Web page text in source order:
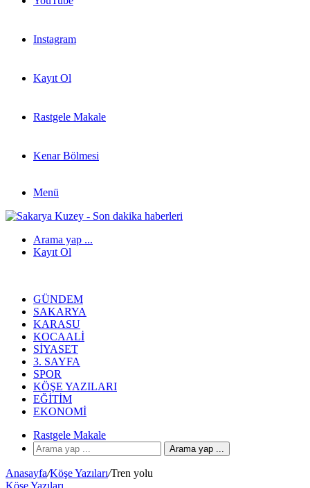
Instagram
Kayıt Ol
Rastgele Makale
Kenar Bölmesi
Menü
Arama yap ...
Kayıt Ol
GÜNDEM
SAKARYA
KARASU
KOCAALI
SIYASET
3. SAYFA
SPOR
KÖŞE YAZILARI
EĞITIM
EKONOMI
Rastgele Makale
Arama yap ...
Anasayfa/Köşe Yazıları/Tren yolu
Köşe Yazıları